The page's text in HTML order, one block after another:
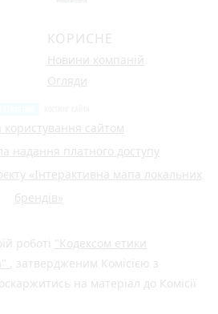
КОРИСНЕ
Новини компаній
Огляди
користування сайтом
надання платного доступу
«Інтерактивна мапа локальних
брендів»
роботі "Кодексом етики
, затвердженим Комісією з
на матеріал до Комісії